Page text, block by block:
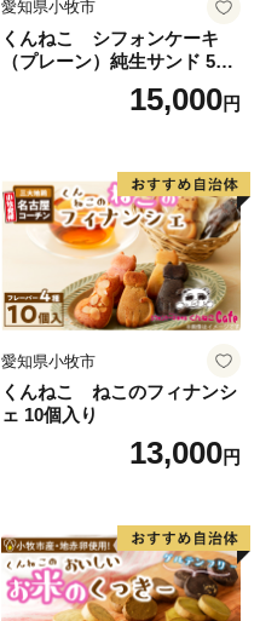
愛知県小牧市
くんねこ シフォンケーキ
（プレーン）純生サンド 5個
15,000円
愛知県小牧市
くんねこ ねこのフィナンシ
ェ 10個入り
13,000円